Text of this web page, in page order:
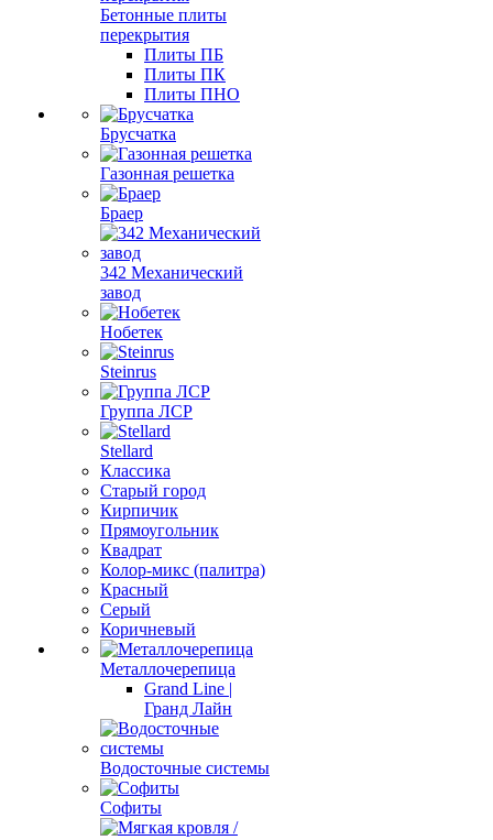
Бетонные плиты
перекрытия
Плиты ПБ
Плиты ПК
Плиты ПНО
Брусчатка
Газонная решетка
Браер
342 Механический
завод
Нобетек
Steinrus
Группа ЛСР
Stellard
Классика
Старый город
Кирпичик
Прямоугольник
Квадрат
Колор-микс (палитра)
Красный
Серый
Коричневый
Металлочерепица
Grand Line |
Гранд Лайн
Водосточные системы
Софиты